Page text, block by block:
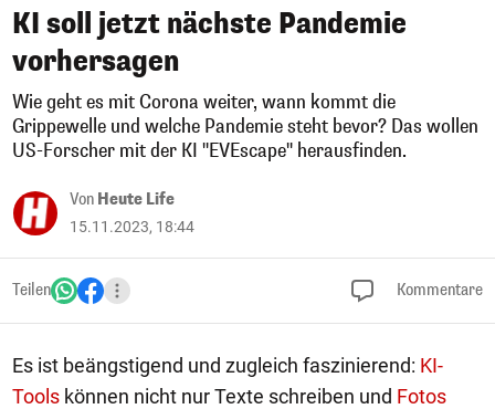
KI soll jetzt nächste Pandemie
vorhersagen
Wie geht es mit Corona weiter, wann kommt die
Grippewelle und welche Pandemie steht bevor? Das wollen
US-Forscher mit der KI "EVEscape" herausfinden.
Von Heute Life
15.11.2023, 18:44
Teilen Kommentare
Es ist beängstigend und zugleich faszinierend: KI-
Tools können nicht nur Texte schreiben und Fotos